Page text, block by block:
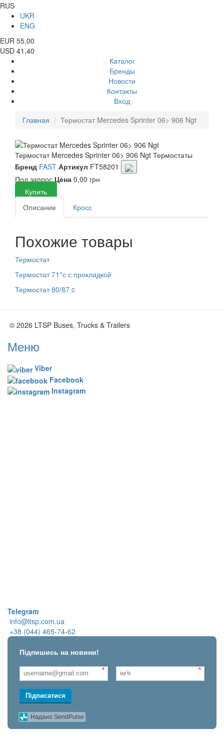
RUS
UKR
ENG
EUR 55,00
USD 41,40
Каталог
Бренды
Новости
Контакты
Вход
Главная
Термостат Mercedes Sprinter 06> 906 Ngt
Термостат Mercedes Sprinter 06> 906 Ngt Термостаты
Бренд FAST Артикул FT58201
Под запросЦена 0,00 грн
Купить
Описание
Кросс
Похожие товары
Термостат
Термостат 71°с с прокладкой
Термостат 80/87 c
© 2026 LTSP Buses, Trucks & Trailers
Меню
Viber
Facebook
Instagram
Telegram
info@ltsp.com.ua
+38 (044) 465-74-62
Підпишись на новини!
* *
Підписатися
Надано SendPulse